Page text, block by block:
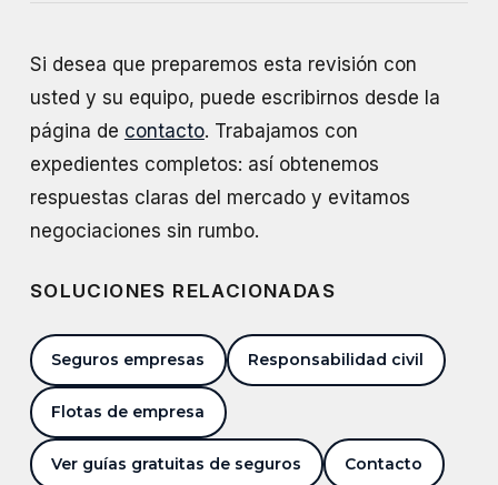
Si desea que preparemos esta revisión con
usted y su equipo, puede escribirnos desde la
página de contacto. Trabajamos con
expedientes completos: así obtenemos
respuestas claras del mercado y evitamos
negociaciones sin rumbo.
SOLUCIONES RELACIONADAS
Seguros empresas Responsabilidad civil
Flotas de empresa
Ver guías gratuitas de seguros Contacto